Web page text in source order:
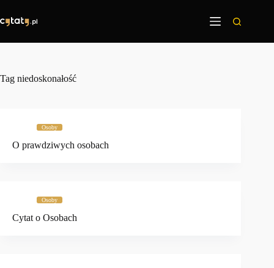
treści
Tag niedoskonałość
Osoby
O prawdziwych osobach
Osoby
Cytat o Osobach